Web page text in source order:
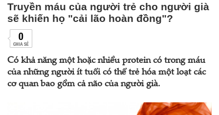
Truyền máu của người trẻ cho người già
sẽ khiến họ "cải lão hoàn đồng"?
0
CHIA SẺ
Có khả năng một hoặc nhiều protein có trong máu
của những người ít tuổi có thể trẻ hóa một loạt các
cơ quan bao gồm cả não của người già.